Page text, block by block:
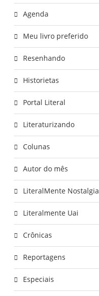
Agenda
Meu livro preferido
Resenhando
Historietas
Portal Literal
Literaturizando
Colunas
Autor do mês
LiteralMente Nostalgia
Literalmente Uai
Crônicas
Reportagens
Especiais